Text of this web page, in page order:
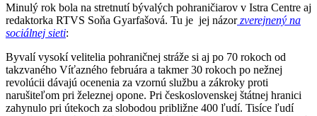
Minulý rok bola na stretnutí bývalých pohraničiarov v Istra Centre aj
redaktorka RTVS Soňa Gyarfašová. Tu je jej názorzverejnený na
sociálnej sieti:
Byvalí vysokí velitelia pohraničnej stráže si aj po 70 rokoch od
takzvaného Víťazného februára a takmer 30 rokoch po nežnej
revolúcii dávajú ocenenia za vzornú službu a zákroky proti
narušiteľom pri železnej opone. Pri československej štátnej hranici
zahynulo pri útekoch za slobodou približne 400 ľudí. Tisíce ľudí